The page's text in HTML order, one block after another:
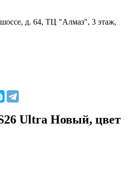
д. 64, ТЦ "Алмаз", 3 этаж,
Ultra Новый, цвет